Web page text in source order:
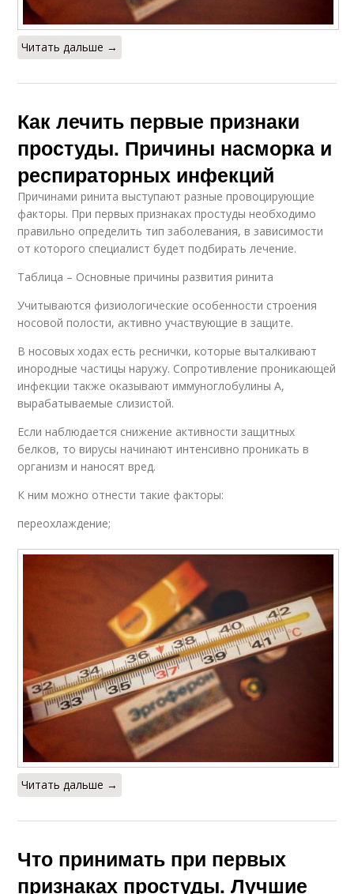
Читать дальше →
Как лечить первые признаки
простуды. Причины насморка и
респираторных инфекций
Причинами ринита выступают разные провоцирующие
факторы. При первых признаках простуды необходимо
правильно определить тип заболевания, в зависимости
от которого специалист будет подбирать лечение.
Таблица – Основные причины развития ринита
Учитываются физиологические особенности строения
носовой полости, активно участвующие в защите.
В носовых ходах есть реснички, которые выталкивают
инородные частицы наружу. Сопротивление проникающей
инфекции также оказывают иммуноглобулины А,
вырабатываемые слизистой.
Если наблюдается снижение активности защитных
белков, то вирусы начинают интенсивно проникать в
организм и наносят вред.
К ним можно отнести такие факторы:
переохлаждение;
Читать дальше →
Что принимать при первых
признаках простуды. Лучшие